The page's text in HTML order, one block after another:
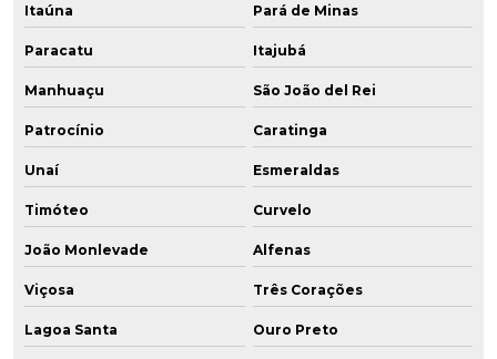
Itaúna Pará de Minas
Paracatu Itajubá
Manhuaçu São João del Rei
Patrocínio Caratinga
Unaí Esmeraldas
Timóteo Curvelo
João Monlevade Alfenas
Viçosa Três Corações
Lagoa Santa Ouro Preto